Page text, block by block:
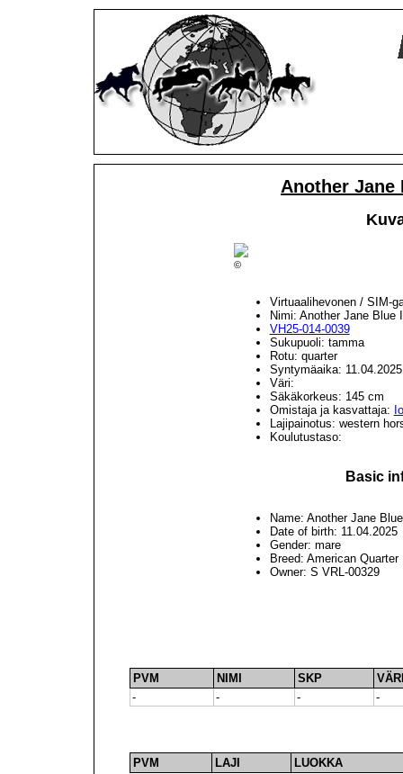
Another Jane
©
Virtuaalihevonen / SIM-
Nimi: Another Jane Blue
VH25-014-0039
Sukupuoli: tamma
Rotu: quarter
Syntymäaika: 11.04.2025
Väri:
Säkäkorkeus: 145 cm
Omistaja ja kasvattaja:
Lajipainotus: western
Koulutustaso:
Basic
Name: Another Jane
Date of birth: 11.04.2025
Gender: mare
Breed: American Quarter
Owner: S VRL-00329
PVM NIMI SKP
-
- - -
PVM LAJI
LUOKKA